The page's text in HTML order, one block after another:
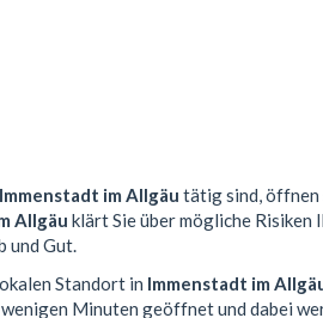
Immenstadt im Allgäu tätig sind, öffnen
Allgäu klärt Sie über mögliche Risiken
und Gut.
Standort in Immenstadt im
Minuten geöffnet und dabei